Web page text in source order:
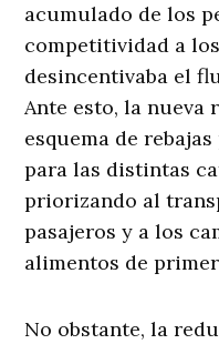
acumulado de los
competitividad a
desincentivaba el
Ante esto, la
esquema de
para las distintas
priorizando al
pasajeros y a los
alimentos de
No obstante, la